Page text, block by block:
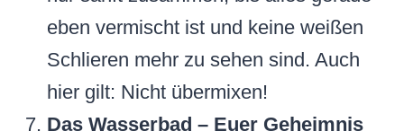
eben vermischt ist und keine weißen
Schlieren mehr zu sehen sind. Auch
hier gilt: Nicht übermixen!
Das Wasserbad – Euer Geheimnis